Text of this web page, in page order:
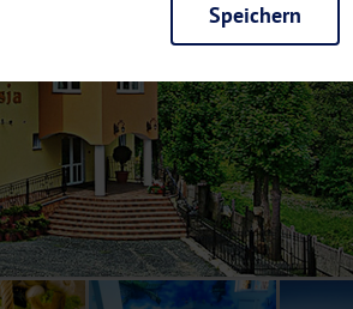
und ermöglichen beispielsweise
unserer Seite schneller zur Verfügung zu
erfassen wir anonymisierte Daten für
und den Effekt bestimmter Seiten unseres
und Facebook. Durch diese Dienste
Weitere Hinweise zu der Verarbeitung
in denCookie-Einstellungen widerrufen.
passend zu Ihren Interessen anzuzeigen.
Speichern